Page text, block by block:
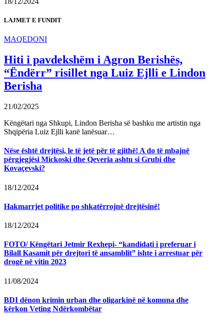
LAJMET E FUNDIT
MAQEDONI
Hiti i pavdekshëm i Agron Berishës,
“Ëndërr” risillet nga Luiz Ejlli e Lindon
Berisha
21/02/2025
Këngëtari nga Shkupi, Lindon Berisha së bashku me artistin nga
Shqipëria Luiz Ejlli kanë lanësuar…
Nëse është drejtësi, le të jetë për të gjithë! A do të mbajnë
përgjegjësi Mickoski dhe Qeveria ashtu si Grubi dhe
Kovaçevski?
18/12/2024
Hakmarrjet politike po shkatërrojnë drejtësinë!
18/12/2024
FOTO/ Këngëtari Jetmir Rexhepi- “kandidati i preferuar i
Bilall Kasamit për drejtori të ansamblit” ishte i arrestuar për
drogë në vitin 2023
11/08/2024
BDI dënon krimin urban dhe oligarkinë në komuna dhe
kërkon Veting Ndërkombëtar